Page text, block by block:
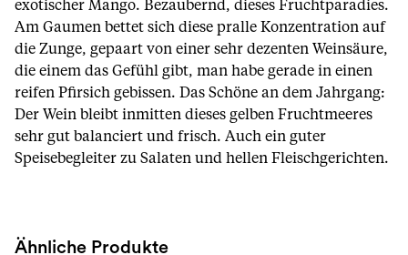
exotischer Mango. Bezaubernd, dieses Fruchtparadies.
Am Gaumen bettet sich diese pralle Konzentration auf
die Zunge, gepaart von einer sehr dezenten Weinsäure,
die einem das Gefühl gibt, man habe gerade in einen
reifen Pfirsich gebissen. Das Schöne an dem Jahrgang:
Der Wein bleibt inmitten dieses gelben Fruchtmeeres
sehr gut balanciert und frisch. Auch ein guter
Speisebegleiter zu Salaten und hellen Fleischgerichten.
Ähnliche Produkte